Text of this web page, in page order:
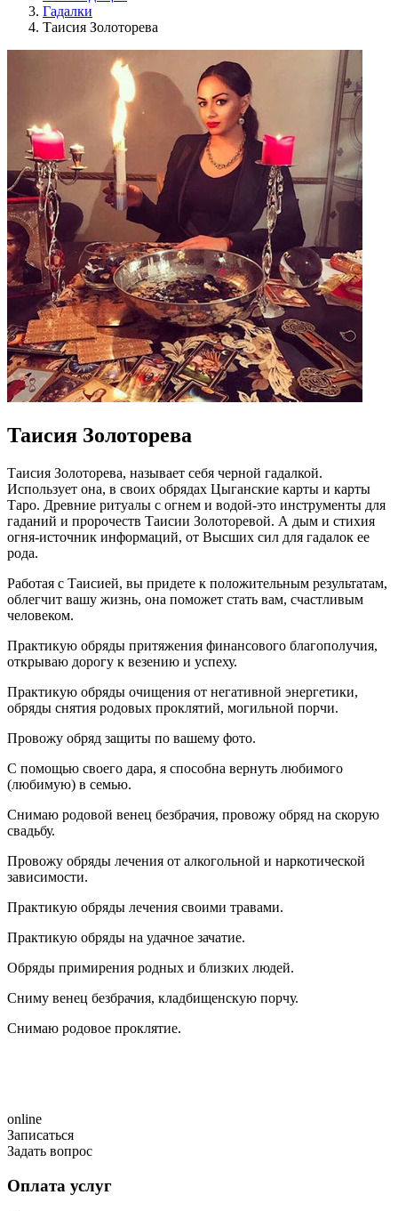
Гадалки
Таисия Золоторева
Таисия Золоторева
Таисия Золоторева, называет себя черной гадалкой.
Использует она, в своих обрядах Цыганские карты и карты
Таро. Древние ритуалы с огнем и водой-это инструменты для
гаданий и пророчеств Таисии Золоторевой. А дым и стихия
огня-источник информаций, от Высших сил для гадалок ее
рода.
Работая с Таисией, вы придете к положительным результатам,
облегчит вашу жизнь, она поможет стать вам, счастливым
человеком.
Практикую обряды притяжения финансового благополучия,
открываю дорогу к везению и успеху.
Практикую обряды очищения от негативной энергетики,
обряды снятия родовых проклятий, могильной порчи.
Провожу обряд защиты по вашему фото.
С помощью своего дара, я способна вернуть любимого
(любимую) в семью.
Снимаю родовой венец безбрачия, провожу обряд на скорую
свадьбу.
Провожу обряды лечения от алкогольной и наркотической
зависимости.
Практикую обряды лечения своими травами.
Практикую обряды на удачное зачатие.
Обряды примирения родных и близких людей.
Сниму венец безбрачия, кладбищенскую порчу.
Снимаю родовое проклятие.
online
Записаться
Задать вопрос
Оплата услуг